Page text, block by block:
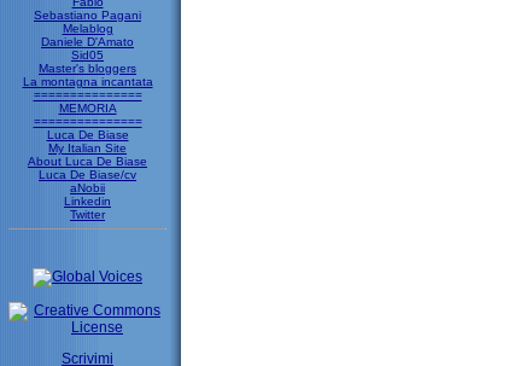
Sebastiano Pagani
Melablog
Daniele D'Amato
Sid05
Master's bloggers
La montagna incantata
===============
MEMORIA
===============
Luca De Biase
My Italian Site
About Luca De Biase
Luca De Biase/cv
aNobii
Linkedin
Twitter
Scrivimi